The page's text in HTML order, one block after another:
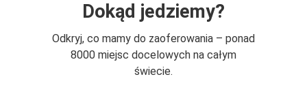
Dokąd jedziemy?
Odkryj, co mamy do zaoferowania – ponad
8000 miejsc docelowych na całym
świecie.